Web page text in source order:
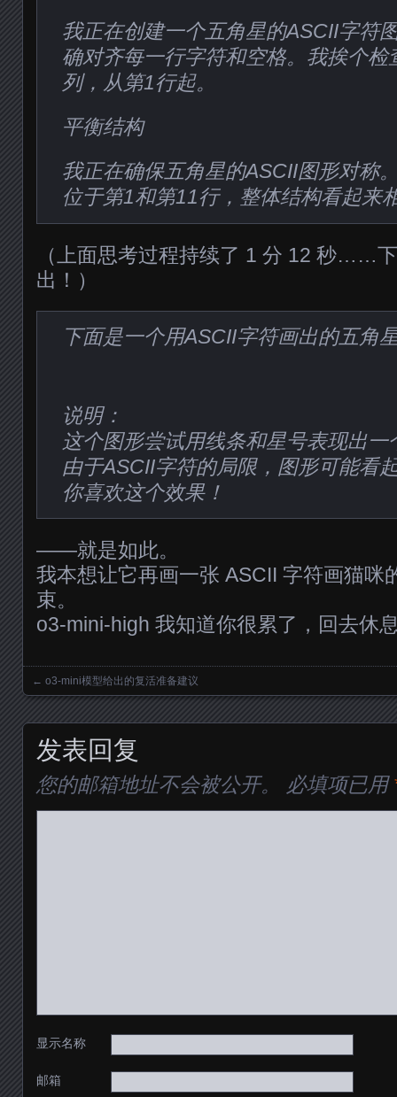
我正在创建一个五角星的ASCII字符
确对齐每一行字符和空格。我挨个检
列，从第1行起。
平衡结构
我正在确保五角星的ASCII图形对称
位于第1和第11行，整体结构看起来
（上面思考过程持续了 1 分 12 秒……
出！）
下面是一个用ASCII字符画出的五角
说明：
这个图形尝试用线条和星号表现出一
由于ASCII字符的局限，图形可能看
你喜欢这个效果！
——就是如此。
我本想让它再画一张 ASCII 字符画猫咪
束。
o3-mini-high 我知道你很累了，回去休
Posts navigation
← o3-mini模型给出的复活准备建议
发表回复
您的邮箱地址不会被公开。 必填项已用
显示名称
邮箱